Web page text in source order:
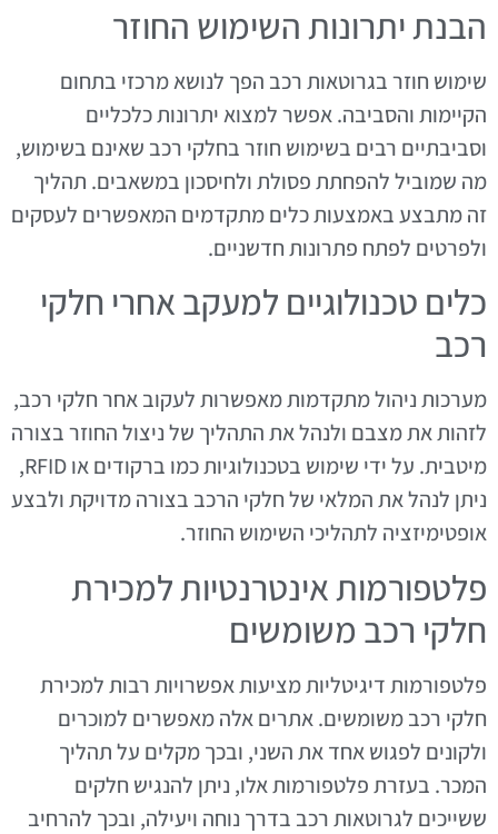
הבנת יתרונות השימוש החוזר
שימוש חוזר בגרוטאות רכב הפך לנושא מרכזי בתחום
הקיימות והסביבה. אפשר למצוא יתרונות כלכליים
וסביבתיים רבים בשימוש חוזר בחלקי רכב שאינם בשימוש,
מה שמוביל להפחתת פסולת ולחיסכון במשאבים. תהליך
זה מתבצע באמצעות כלים מתקדמים המאפשרים לעסקים
ולפרטים לפתח פתרונות חדשניים.
כלים טכנולוגיים למעקב אחרי חלקי
רכב
מערכות ניהול מתקדמות מאפשרות לעקוב אחר חלקי רכב,
לזהות את מצבם ולנהל את התהליך של ניצול החוזר בצורה
מיטבית. על ידי שימוש בטכנולוגיות כמו ברקודים או RFID,
ניתן לנהל את המלאי של חלקי הרכב בצורה מדויקת ולבצע
אופטימיזציה לתהליכי השימוש החוזר.
פלטפורמות אינטרנטיות למכירת
חלקי רכב משומשים
פלטפורמות דיגיטליות מציעות אפשרויות רבות למכירת
חלקי רכב משומשים. אתרים אלה מאפשרים למוכרים
ולקונים לפגוש אחד את השני, ובכך מקלים על תהליך
המכר. בעזרת פלטפורמות אלו, ניתן להנגיש חלקים
ששייכים לגרוטאות רכב בדרך נוחה ויעילה, ובכך להרחיב